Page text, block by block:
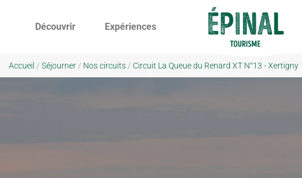
Découvrir Expériences
Accueil / Séjourner / Nos circuits / Circuit La Queue du Renard XT N°13 - Xertigny